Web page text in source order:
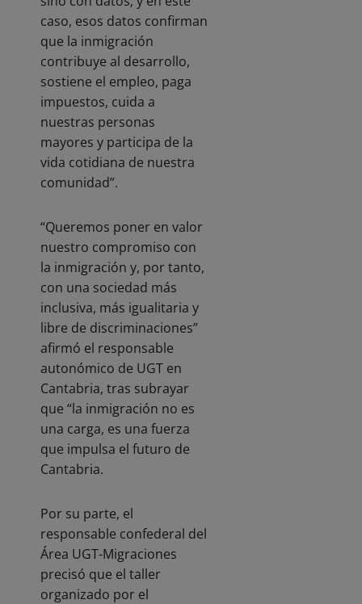
caso, esos datos confirman
que la inmigración
contribuye al desarrollo,
sostiene el empleo, paga
impuestos, cuida a
nuestras personas
mayores y participa de la
vida cotidiana de nuestra
comunidad”.
“Queremos poner en valor
nuestro compromiso con
la inmigración y, por tanto,
con una sociedad más
inclusiva, más igualitaria y
libre de discriminaciones”
afirmó el responsable
autonómico de UGT en
Cantabria, tras subrayar
que “la inmigración no es
una carga, es una fuerza
que impulsa el futuro de
Cantabria.
Por su parte, el
responsable confederal del
Área UGT-Migraciones
precisó que el taller
organizado por el